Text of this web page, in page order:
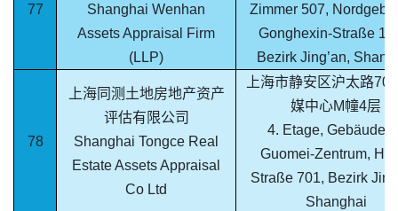
77
Shanghai Wenhan
Assets Appraisal Firm
(LLP)
Zimmer 507,
Gonghexin-Straße
Bezirk Jing’an,
78
上海同测土地房地产资产
评估有限公司
Shanghai Tongce Real
Estate Assets Appraisal
Co Ltd
上海市静安区沪太路
媒中心M幢4层
4. Etage, Gebäude
Guomei-Zentrum,
Straße 701, Bezirk
Shanghai